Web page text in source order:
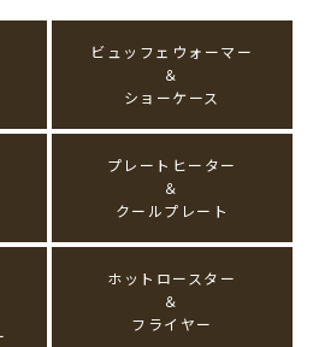
ビュッフェウォーマー
＆
ショーケース
プレートヒーター
＆
クールプレート
ホットロースター
＆
フライヤー